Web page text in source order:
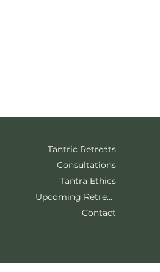
Tantric Retreats
Consultations
Tantra Ethics
Upcoming Retreats
Contact